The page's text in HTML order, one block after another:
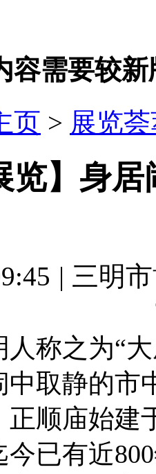
容需要较
页 > 展览
览】身
| 三明
称之为“
中取静的市
正顺庙始建
已有近